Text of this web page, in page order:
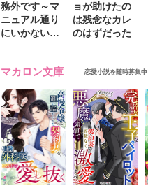
務外です～マ
ニュアル通り
にいかない彼
ョが助けたの
は残念なカレ
のはずだった
マカロン文庫 恋愛小説を随時募集中